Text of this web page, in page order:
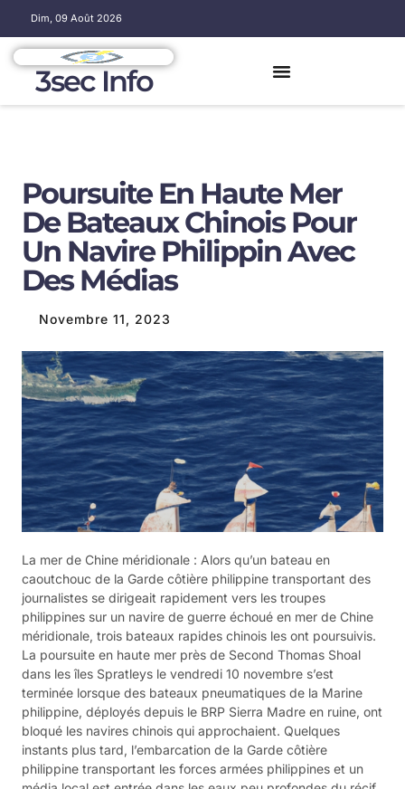
Dim, 09 Août 2026
3sec Info
Poursuite En Haute Mer
De Bateaux Chinois Pour
Un Navire Philippin Avec
Des Médias
Novembre 11, 2023
La mer de Chine méridionale : Alors qu’un bateau en
caoutchouc de la Garde côtière philippine transportant des
journalistes se dirigeait rapidement vers les troupes
philippines sur un navire de guerre échoué en mer de Chine
méridionale, trois bateaux rapides chinois les ont poursuivis.
La poursuite en haute mer près de Second Thomas Shoal
dans les îles Spratleys le vendredi 10 novembre s’est
terminée lorsque des bateaux pneumatiques de la Marine
philippine, déployés depuis le BRP Sierra Madre en ruine, ont
bloqué les navires chinois qui approchaient. Quelques
instants plus tard, l’embarcation de la Garde côtière
philippine transportant les forces armées philippines et un